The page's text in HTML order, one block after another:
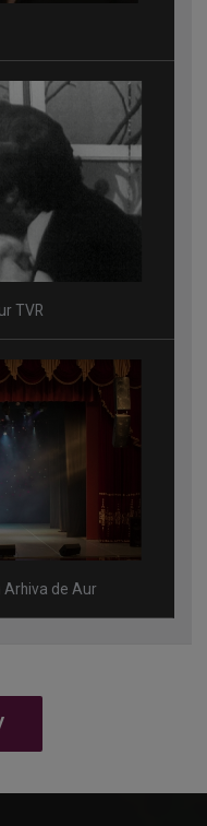
TVR
Arhiva de Aur